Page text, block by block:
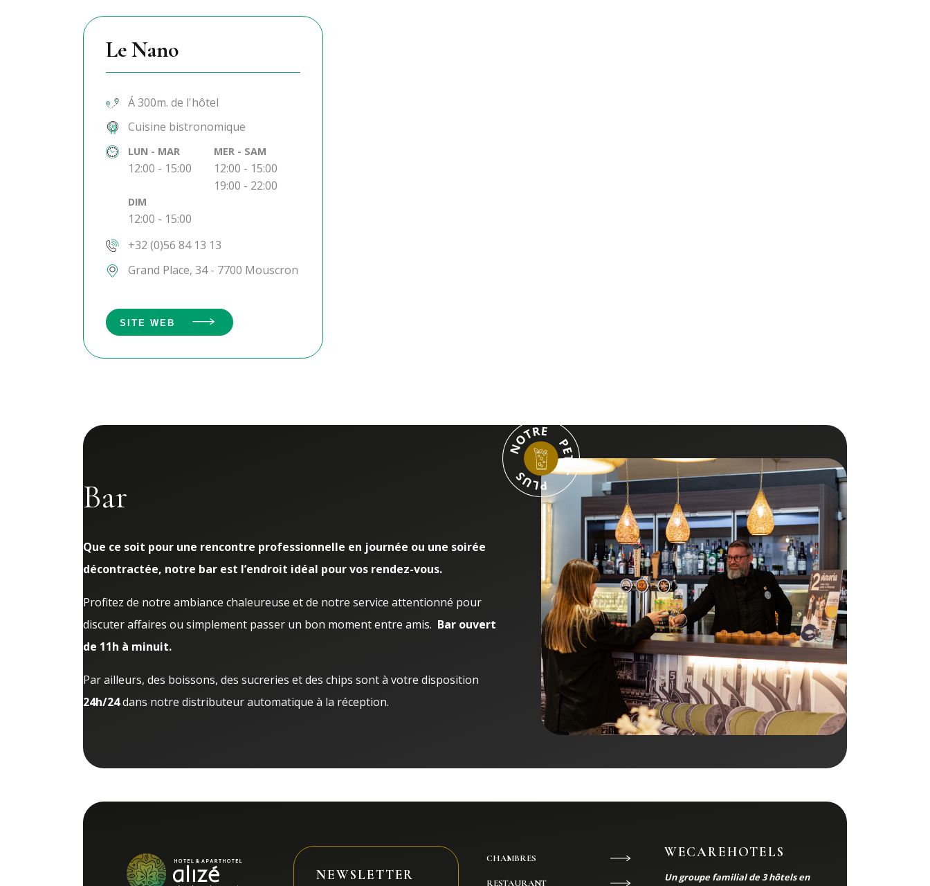
Le Nano
Á 300m. de l'hôtel
Cuisine bistronomique
LUN - MAR
12:00 - 15:00
MER - SAM
12:00 - 15:00
19:00 - 22:00
DIM
12:00 - 15:00
+32 (0)56 84 13 13
Grand Place, 34 - 7700 Mouscron
SITE WEB
Bar
Que ce soit pour une rencontre professionnelle en journée ou une soirée
décontractée, notre bar est l’endroit idéal pour vos rendez-vous.
Profitez de notre ambiance chaleureuse et de notre service attentionné pour
discuter affaires ou simplement passer un bon moment entre amis. Bar ouvert
de 11h à minuit.
Par ailleurs, des boissons, des sucreries et des chips sont à votre disposition
24h/24dans notre distributeur automatique à la réception.
NEWSLETTER
CHAMBRES
RESTAURANT
WECAREHOTELS
Un groupe familial de 3 hôtels en